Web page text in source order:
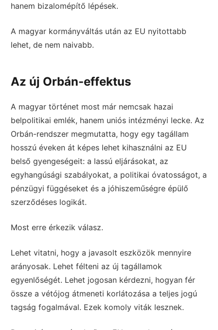
hanem bizalomépítő lépések.
A magyar kormányváltás után az EU nyitottabb
lehet, de nem naivabb.
Az új Orbán-effektus
A magyar történet most már nemcsak hazai
belpolitikai emlék, hanem uniós intézményi lecke. Az
Orbán-rendszer megmutatta, hogy egy tagállam
hosszú éveken át képes lehet kihasználni az EU
belső gyengeségeit: a lassú eljárásokat, az
egyhangúsági szabályokat, a politikai óvatosságot, a
pénzügyi függéseket és a jóhiszeműségre épülő
szerződéses logikát.
Most erre érkezik válasz.
Lehet vitatni, hogy a javasolt eszközök mennyire
arányosak. Lehet félteni az új tagállamok
egyenlőségét. Lehet jogosan kérdezni, hogyan fér
össze a vétójog átmeneti korlátozása a teljes jogú
tagság fogalmával. Ezek komoly viták lesznek.